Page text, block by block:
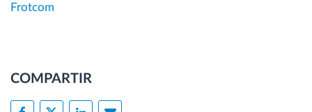
Frotcom
COMPARTIR